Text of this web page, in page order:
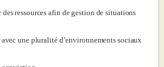
ressources afin de gestion de situations
une pluralité d’environnements sociaux